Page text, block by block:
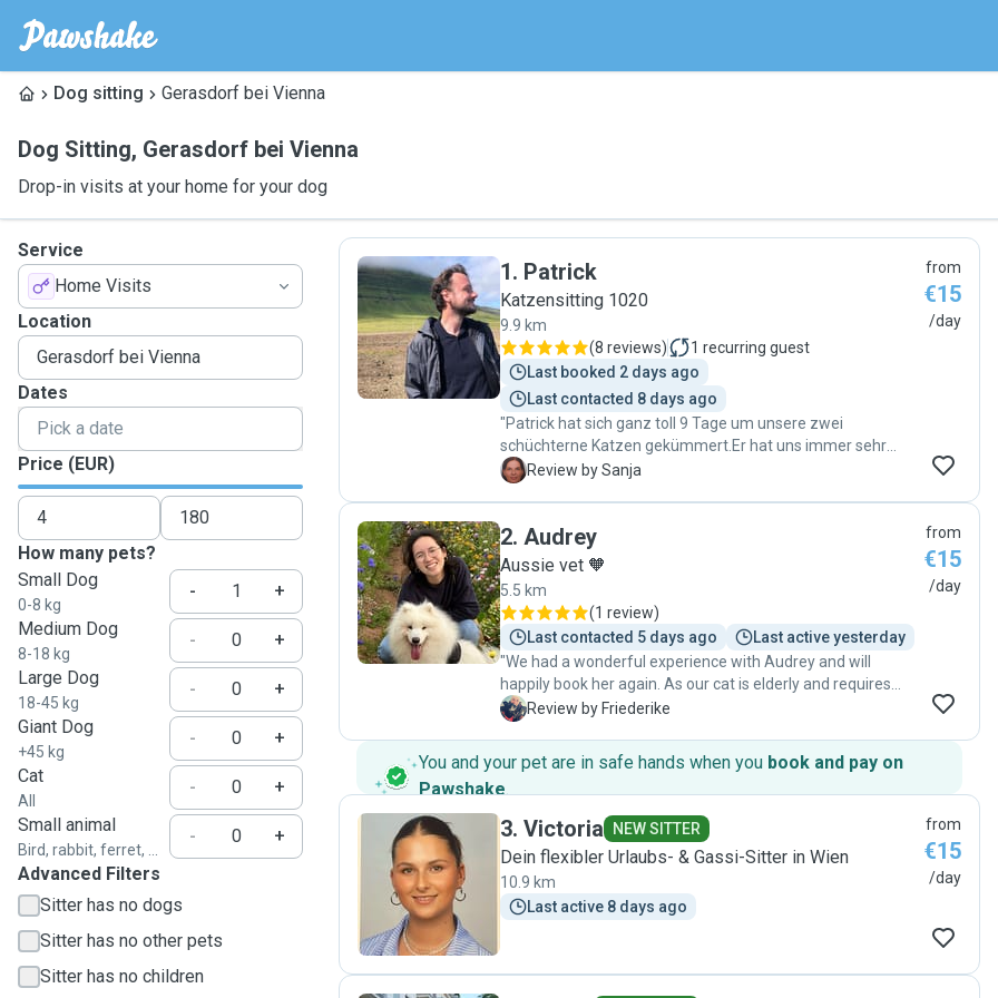
Dog sitting Gerasdorf bei Vienna
Dog Sitting, Gerasdorf bei Vienna
Drop-in visits at your home for your dog
Service
Home Visits
Location
Dates
Price (EUR)
How many pets?
Small Dog
0-8 kg
-
+
Medium Dog
8-18 kg
-
+
Large Dog
18-45 kg
-
+
Giant Dog
+45 kg
-
+
Cat
All
-
+
Small animal
Bird, rabbit, ferret, ...
-
+
Advanced Filters
Sitter has no dogs
Sitter has no other pets
Sitter has no children
P
1. Patrick
Katzensitting 1020
9.9 km
(8 reviews) 1 recurring guest
Last booked 2 days ago
Last contacted 8 days ago
"Patrick hat sich ganz toll 9 Tage um unsere zwei
schüchterne Katzen gekümmert.Er hat uns immer sehr
nette Informationen zugeschickt,somit konnten wir
Patrick ist super lieb und nett,pünktlich,gut
organisiert,ordentlich und verlässlich. Wie würden ihn
"
S Review by Sanja
from
€15
/day
A
2. Audrey
Aussie vet 🧡
5.5 km
(1 review)
Last contacted 5 days ago
Last active yesterday
"We had a wonderful experience with Audrey and will
happily book her again. As our cat is elderly and requires
daily medication, it gave us great peace of mind that she is
communicative, sending regular updates and photos after
every visit. When our flight was unexpectedly delayed, she
even arranged an extra visit at very short notice, which we
really appreciated. Highly recommended!"
F Review by Friederike
from
€15
/day
You and your pet are in safe hands when you book and pay on
Pawshake.
V
3. Victoria NEW SITTER
Dein flexibler Urlaubs- & Gassi-Sitter in Wien
10.9 km
Last active 8 days ago
from
€15
/day